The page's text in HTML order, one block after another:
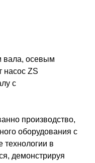
вала, осевым
насос ZS
с
производство,
оборудования с
технологии в
демонстрируя